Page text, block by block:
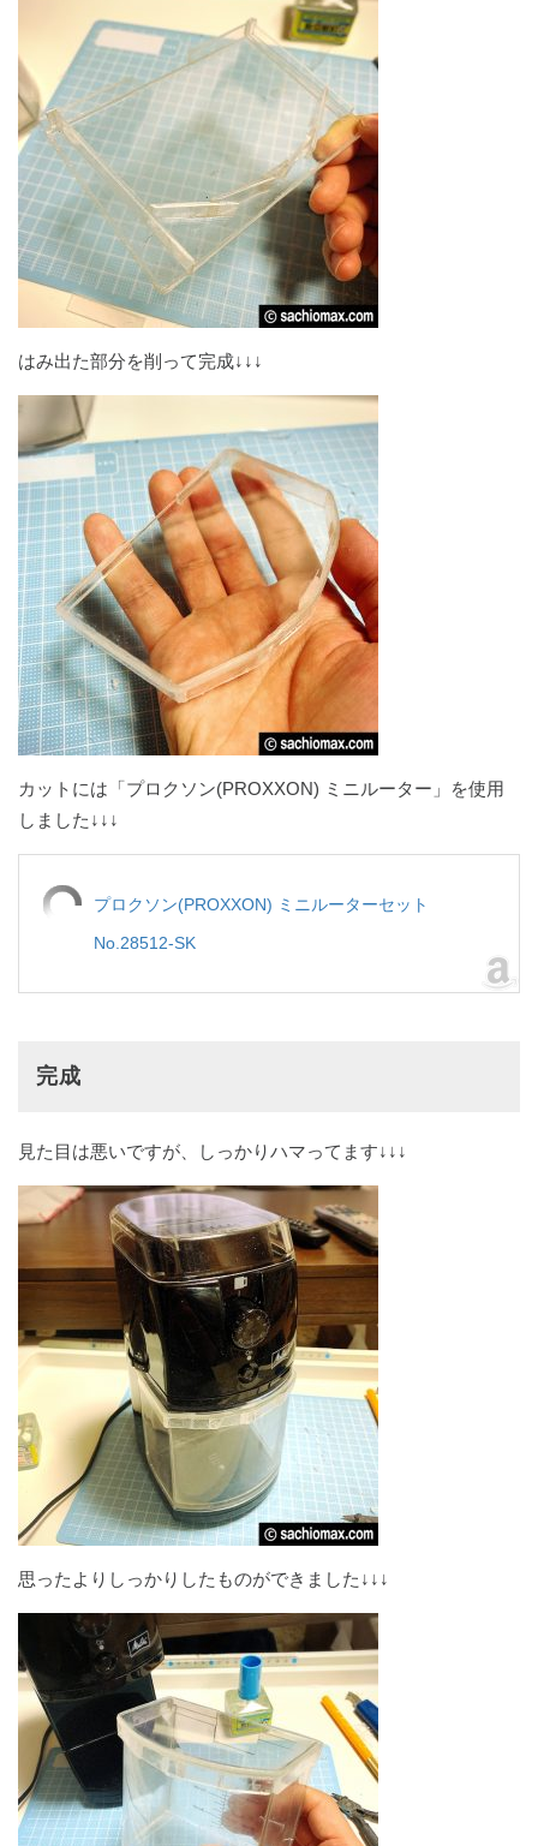
はみ出た部分を削って完成↓↓↓
カットには「プロクソン(PROXXON) ミニルーター」を使用
しました↓↓↓
プロクソン(PROXXON) ミニルーターセット
No.28512-SK
完成
見た目は悪いですが、しっかりハマってます↓↓↓
思ったよりしっかりしたものができました↓↓↓